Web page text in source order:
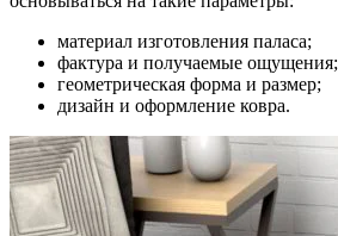
материал изготовления паласа;
фактура и получаемые ощущения;
геометрическая форма и размер;
дизайн и оформление ковра.